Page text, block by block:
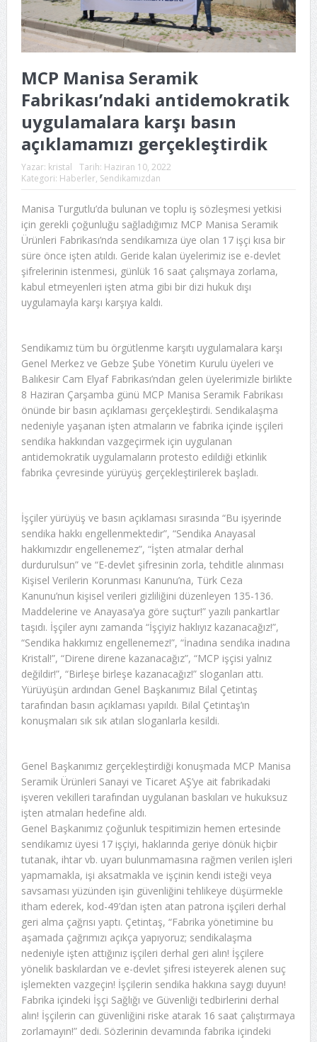
MCP Manisa Seramik
Fabrikası’ndaki antidemokratik
uygulamalara karşı basın
açıklamamızı gerçekleştirdik
Yazar: kristal Tarih: Haziran 10, 2022
Kategori: Haberler, Sendikamızdan
Manisa Turgutlu’da bulunan ve toplu iş sözleşmesi yetkisi
için gerekli çoğunluğu sağladığımız MCP Manisa Seramik
Ürünleri Fabrikası’nda sendikamıza üye olan 17 işçi kısa bir
süre önce işten atıldı. Geride kalan üyelerimiz ise e-devlet
şifrelerinin istenmesi, günlük 16 saat çalışmaya zorlama,
kabul etmeyenleri işten atma gibi bir dizi hukuk dışı
uygulamayla karşı karşıya kaldı.
Sendikamız tüm bu örgütlenme karşıtı uygulamalara karşı
Genel Merkez ve Gebze Şube Yönetim Kurulu üyeleri ve
Balıkesir Cam Elyaf Fabrikası’ndan gelen üyelerimizle birlikte
8 Haziran Çarşamba günü MCP Manisa Seramik Fabrikası
önünde bir basın açıklaması gerçekleştirdi. Sendikalaşma
nedeniyle yaşanan işten atmaların ve fabrika içinde işçileri
sendika hakkından vazgeçirmek için uygulanan
antidemokratik uygulamaların protesto edildiği etkinlik
fabrika çevresinde yürüyüş gerçekleştirilerek başladı.
İşçiler yürüyüş ve basın açıklaması sırasında “Bu işyerinde
sendika hakkı engellenmektedir”, “Sendika Anayasal
hakkımızdır engellenemez”, “İşten atmalar derhal
durdurulsun” ve “E-devlet şifresinin zorla, tehditle alınması
Kişisel Verilerin Korunması Kanunu’na, Türk Ceza
Kanunu’nun kişisel verileri gizliliğini düzenleyen 135-136.
Maddelerine ve Anayasa’ya göre suçtur!” yazılı pankartlar
taşıdı. İşçiler aynı zamanda “İşçiyiz haklıyız kazanacağız!”,
“Sendika hakkımız engellenemez!”, “İnadına sendika inadına
Kristal!”, “Direne direne kazanacağız”, “MCP işçisi yalnız
değildir!”, “Birleşe birleşe kazanacağız!” sloganları attı.
Yürüyüşün ardından Genel Başkanımız Bilal Çetintaş
tarafından basın açıklaması yapıldı. Bilal Çetintaş’ın
konuşmaları sık sık atılan sloganlarla kesildi.
Genel Başkanımız gerçekleştirdiği konuşmada MCP Manisa
Seramik Ürünleri Sanayi ve Ticaret AŞ’ye ait fabrikadaki
işveren vekilleri tarafından uygulanan baskıları ve hukuksuz
işten atmaları hedefine aldı.
Genel Başkanımız çoğunluk tespitimizin hemen ertesinde
sendikamız üyesi 17 işçiyi, haklarında geriye dönük hiçbir
tutanak, ihtar vb. uyarı bulunmamasına rağmen verilen işleri
yapmamakla, işi aksatmakla ve işçinin kendi isteği veya
savsaması yüzünden işin güvenliğini tehlikeye düşürmekle
itham ederek, kod-49’dan işten atan patrona işçileri derhal
geri alma çağrısı yaptı. Çetintaş, “Fabrika yönetimine bu
aşamada çağrımızı açıkça yapıyoruz; sendikalaşma
nedeniyle işten attığınız işçileri derhal geri alın! İşçilere
yönelik baskılardan ve e-devlet şifresi isteyerek alenen suç
işlemekten vazgeçin! İşçilerin sendika hakkına saygı duyun!
Fabrika içindeki İşçi Sağlığı ve Güvenliği tedbirlerini derhal
alın! İşçilerin can güvenliğini riske atarak 16 saat çalıştırmaya
zorlamayın!” dedi. Sözlerinin devamında fabrika içindeki